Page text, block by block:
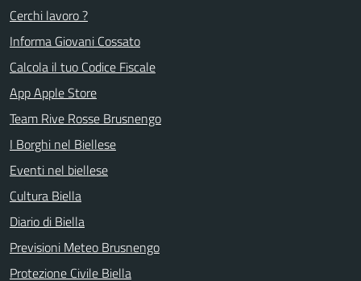
Cerchi lavoro ?
Informa Giovani Cossato
Calcola il tuo Codice Fiscale
App Apple Store
Team Rive Rosse Brusnengo
I Borghi nel Biellese
Eventi nel biellese
Cultura Biella
Diario di Biella
Previsioni Meteo Brusnengo
Protezione Civile Biella